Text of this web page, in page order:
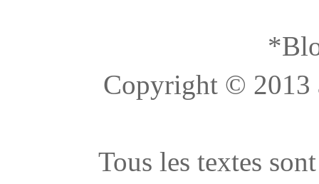
Copyright © 2013
Tous les textes